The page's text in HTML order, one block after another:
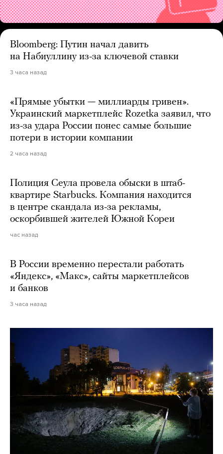
Bloomberg: Путин начал давить
на Набиуллину из-за ключевой ставки
3 часа назад
«Прямые убытки — миллиарды гривен».
Украинский маркетплейс Rozetka заявил, что
из-за удара России понес самые большие
потери в истории компании
2 часа назад
Полиция Сеула провела обыски в штаб-
квартире Starbucks. Компания находится
в центре скандала из-за рекламы,
оскорбившей жителей Южной Кореи
час назад
В России временно перестали работать
«Яндекс», «Макс», сайты маркетплейсов
и банков
3 часа назад